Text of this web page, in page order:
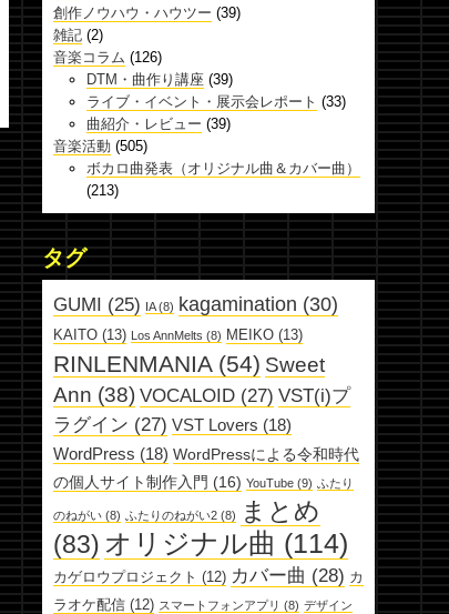
創作ノウハウ・ハウツー (39)
雑記 (2)
音楽コラム (126)
DTM・曲作り講座 (39)
ライブ・イベント・展示会レポート (33)
曲紹介・レビュー (39)
音楽活動 (505)
ボカロ曲発表（オリジナル曲＆カバー曲）
(213)
タグ
GUMI (25) IA(8) kagamination (30)
KAITO (13) Los AnnMelts (8) MEIKO (13)
RINLENMANIA(54) Sweet
Ann (38) VOCALOID (27) VST(i)プ
ラグイン (27) VST Lovers (18)
WordPress (18) WordPressによる令和時代
の個人サイト制作入門 (16) YouTube (9) ふたり
のねがい (8) ふたりのねがい2 (8)
まとめ
(83) オリジナル曲 (114)
カゲロウプロジェクト (12) カバー曲 (28) カ
ラオケ配信 (12) スマートフォンアプリ (8) デザイン